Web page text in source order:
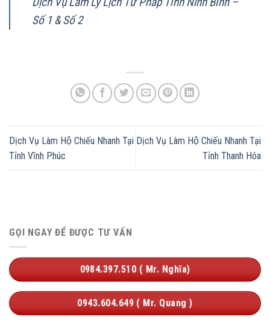
Số 1 & Số 2
Dịch Vụ Làm Hộ Chiếu Nhanh Tại
Tỉnh Vĩnh Phúc
Dịch Vụ Làm Hộ Chiếu Nhanh Tại
Tỉnh Thanh Hóa
GỌI NGAY ĐỂ ĐƯỢC TƯ VẤN
0984.397.510 ( Mr. Nghĩa)
0943.604.649 ( Mr. Quang )